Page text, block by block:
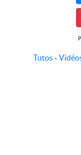
Tutos-